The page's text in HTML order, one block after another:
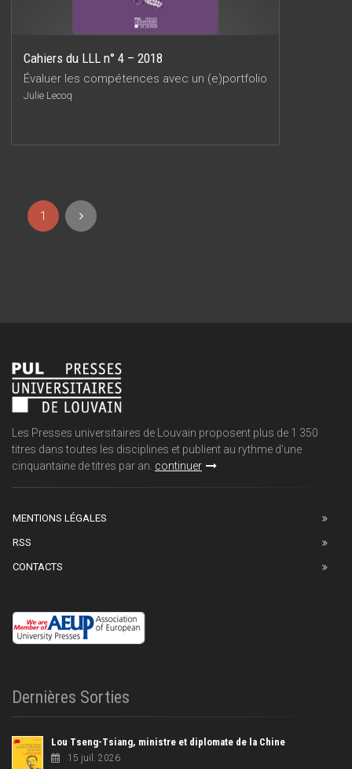
Cahiers du LLL n° 4 – 2018
Évaluer les compétences avec un (e)portfolio
Julie Lecoq
1
Les Presses universitaires de Louvain proposent plus de 1 350
titres dans toutes les disciplines et publient au rythme d'une
cinquantaine de titres par an. continuer
MENTIONS LÉGALES
RSS
CONTACTS
Dernières Sorties
Lou Tseng-Tsiang, ministre et diplomate de la Chine
15 juil. 2026